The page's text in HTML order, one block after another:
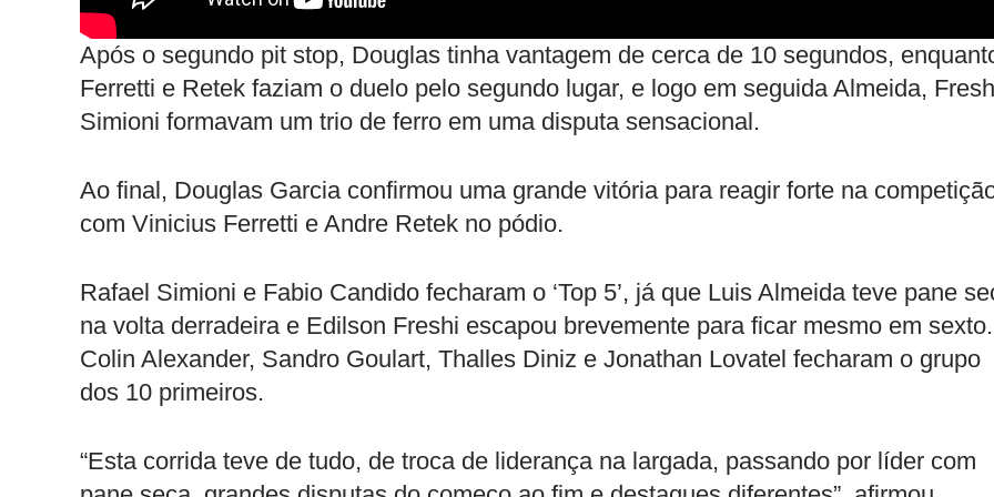
Após o segundo pit stop, Douglas tinha vantagem de cerca de 10 segundos,
Ferretti e Retek faziam o duelo pelo segundo lugar, e logo em seguida Almeida,
Simioni formavam um trio de ferro em uma disputa sensacional.
Ao final, Douglas Garcia confirmou uma grande vitória para reagir forte na
com Vinicius Ferretti e Andre Retek no pódio.
Rafael Simioni e Fabio Candido fecharam o ‘Top 5’, já que Luis Almeida teve pane
na volta derradeira e Edilson Freshi escapou brevemente para ficar mesmo em sexto.
Colin Alexander, Sandro Goulart, Thalles Diniz e Jonathan Lovatel fecharam o grupo
dos 10 primeiros.
“Esta corrida teve de tudo, de troca de liderança na largada, passando por líder com